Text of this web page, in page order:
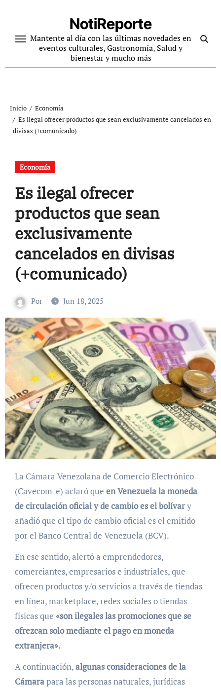
contenido
NotiReporte
Mantente al día con las últimas novedades en
eventos culturales, Gastronomía, Salud y
bienestar y mucho más
Inicio
Economía
Es ilegal ofrecer productos que sean exclusivamente cancelados en
divisas (+comunicado)
Economía
Es ilegal ofrecer
productos que sean
exclusivamente
cancelados en divisas
(+comunicado)
Por Jun 18, 2025
La Cámara Venezolana de Comercio Electrónico
(Cavecom-e) aclaró que en Venezuela la moneda
de circulación oficial y de cambio es el bolívary
añadió que el tipo de cambio oficial es el emitido
por el Banco Central de Venezuela (BCV).
En ese sentido, alertó a emprendedores,
comerciantes, empresarios e industriales, que
ofrecen productos y/o servicios a través de tiendas
en línea, marketplace, redes sociales o tiendas
físicas que «son ilegales las promociones que se
ofrezcan solo mediante el pago en moneda
extranjera».
A continuación,algunas consideraciones de la
Cámarapara las personas naturales, jurídicas